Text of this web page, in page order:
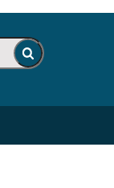
for at søge
Fold søgefelt ind